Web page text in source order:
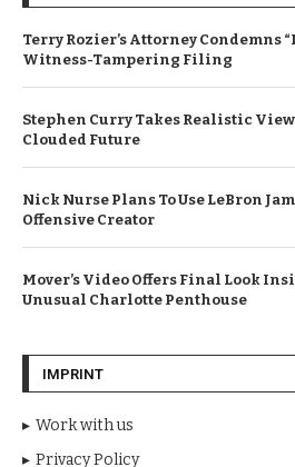
Terry Rozier’s Attorney Condemns
Witness-Tampering Filing
Stephen Curry Takes Realistic
Clouded Future
Nick Nurse Plans To Use LeBron
Offensive Creator
Mover’s Video Offers Final Look
Unusual Charlotte Penthouse
IMPRINT
Work with us
Privacy Policy